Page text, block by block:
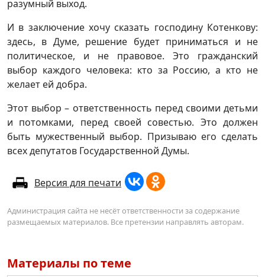
разумный выход.
И в заключение хочу сказать господину Котенкову:
здесь, в Думе, решение будет приниматься и не
политическое, и не правовое. Это гражданский
выбор каждого человека: кто за Россию, а кто не
желает ей добра.
Этот выбор – ответственность перед своими детьми
и потомками, перед своей совестью. Это должен
быть мужественный выбор. Призываю его сделать
всех депутатов Государственной Думы.
Версия для печати
Администрация сайта не несёт ответственности за содержание
размещаемых материалов. Все претензии направлять авторам.
Материалы по теме